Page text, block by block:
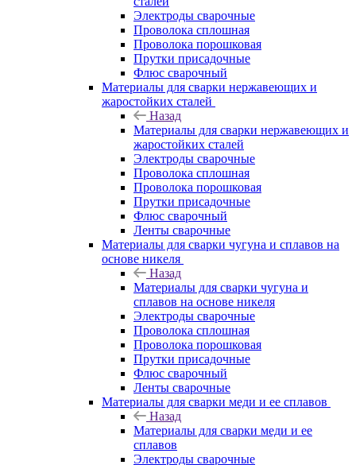
Электроды сварочные
Проволока сплошная
Проволока порошковая
Прутки присадочные
Флюс сварочный
Материалы для сварки нержавеющих и
жаростойких сталей
Назад
Материалы для сварки нержавеющих и
жаростойких сталей
Электроды сварочные
Проволока сплошная
Проволока порошковая
Прутки присадочные
Флюс сварочный
Ленты сварочные
Материалы для сварки чугуна и сплавов на
основе никеля
Назад
Материалы для сварки чугуна и
сплавов на основе никеля
Электроды сварочные
Проволока сплошная
Проволока порошковая
Прутки присадочные
Флюс сварочный
Ленты сварочные
Материалы для сварки меди и ее сплавов
Назад
Материалы для сварки меди и ее
сплавов
Электроды сварочные